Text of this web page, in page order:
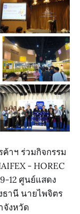
าฯ ร่วมกิจกรรม
- HOREC
12 ศูนย์แสดง
ธานี นายไพจิตร
จังหวัด